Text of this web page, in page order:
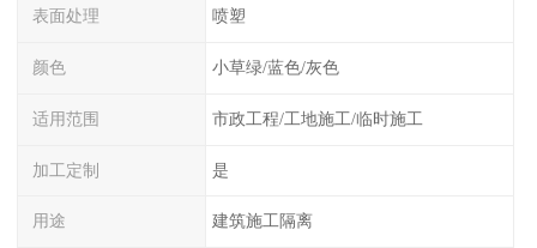
表面处理 喷塑
颜色 小草绿/蓝色/灰色
适用范围 市政工程/工地施工/临时施工
加工定制 是
用途 建筑施工隔离